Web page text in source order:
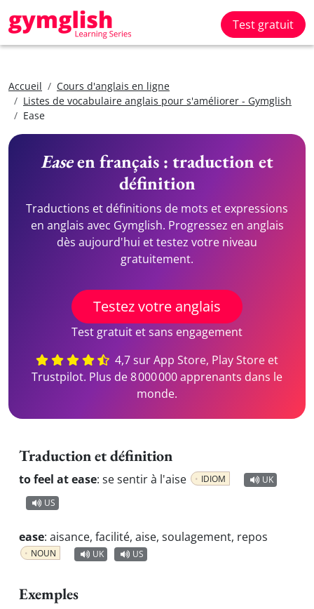
Test gratuit
Accueil
Cours d'anglais en ligne
Listes de vocabulaire anglais pour s'améliorer - Gymglish
Ease
Easeen français : traduction et
définition
Traductions et définitions de mots et expressions
en anglais avec Gymglish. Progressez en anglais
dès aujourd'hui et testez votre niveau
gratuitement.
Testez votre anglais
Test gratuit et sans engagement
4,7 sur App Store, Play Store et
Trustpilot. Plus de 8 000 000 apprenants dans le
monde.
Traduction et définition
to feel at ease: se sentir à l'aise IDIOM
UK
US
ease: aisance, facilité, aise, soulagement, repos
NOUN UK US
Exemples